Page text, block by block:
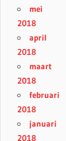
mei
2018
april
2018
maart
2018
februari
2018
januari
2018